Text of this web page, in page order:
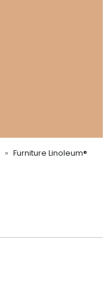
Furniture Linoleum®